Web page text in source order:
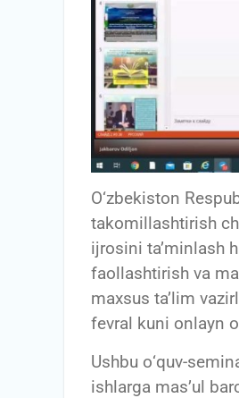
О‘zbekiston
takomillashtirish
ijrosini ta’minlash
faollashtirish va
maxsus ta’lim
fevral kuni onlayn
Ushbu о‘quv-
ishlarga mas’ul